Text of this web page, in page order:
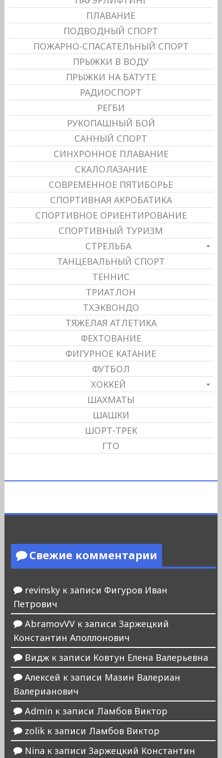
ПЛАВАНИЕ
ПОДВОДНЫЙ СПОРТ
ПОЖАРНО-СПАСАТЕЛЬНЫЙ СПОРТ
ПРЫЖКИ В ВОДУ
ПРЫЖКИ НА БАТУТЕ
РАДИОСПОРТ
РЕГБИ
РУКОПАШНЫЙ БОЙ
САННЫЙ СПОРТ
СИНХРОННОЕ ПЛАВАНИЕ
СКАЛОЛАЗАНИЕ
СОВРЕМЕННОЕ ПЯТИБОРЬЕ
СПОРТИВНАЯ АКРОБАТИКА
СПОРТИВНОЕ ОРИЕНТИРОВАНИЕ
СПОРТИВНЫЙ ТУРИЗМ
СТРЕЛЬБА
ТАНЦЕВАЛЬНЫЙ СПОРТ
ТЕННИС
ТРИАТЛОН
ТХЭКВОНДО
ТЯЖЕЛАЯ АТЛЕТИКА
ФЕХТОВАНИЕ
ФИГУРНОЕ КАТАНИЕ
ФУТБОЛ
ХОККЕЙ
ШАХМАТЫ
ШАШКИ
ШОРТ-ТРЕК
ГТО
Свежие комментарии
revinskyк записи Фигуров Иван
Петрович
AbramovVVк записи Заржецкий
Константин Аполлонович
Виджк записи Ковтун Елена Валерьевна
Алексей к записи Мазин Валериан
Валерианович
Admin к записи Ламбов Виктор
zolikк записи Ламбов Виктор
Nina к записи Заржецкий Константин